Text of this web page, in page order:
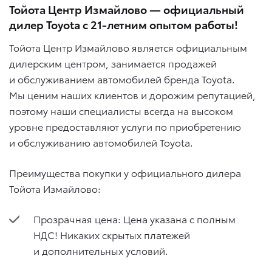
Тойота Центр Измайлово — официальный
дилер Toyota с 21-летним опытом работы!
Тойота Центр Измайлово является официальным
дилерским центром, занимается продажей
и обслуживанием автомобилей бренда Toyota.
Мы ценим наших клиентов и дорожим репутацией,
поэтому наши специалисты всегда на высоком
уровне предоставляют услуги по приобретению
и обслуживанию автомобилей Toyota.
Преимущества покупки у официального дилера
Тойота Измайлово:
Прозрачная цена: Цена указана с полным
НДС! Никаких скрытых платежей
и дополнительных условий.